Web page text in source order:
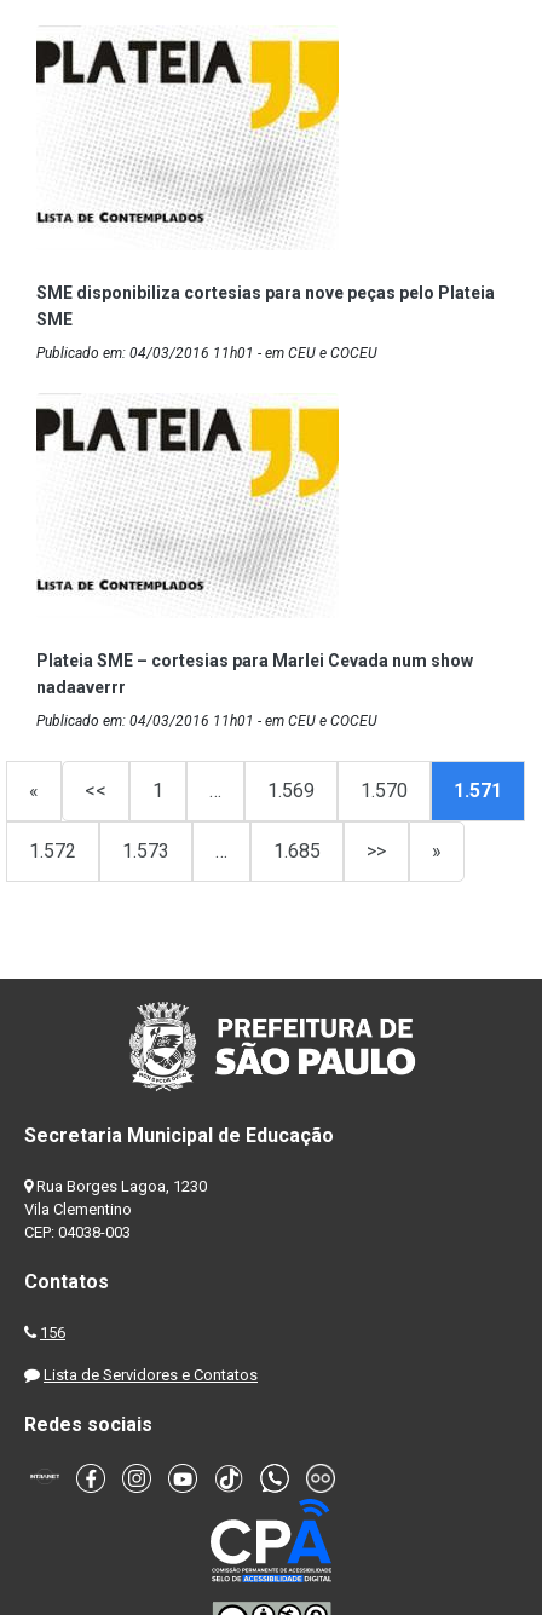
SME disponibiliza cortesias para nove peças pelo Plateia
SME
Publicado em: 04/03/2016 11h01 - em CEU e COCEU
Plateia SME – cortesias para Marlei Cevada num show
nadaaverrr
Publicado em: 04/03/2016 11h01 - em CEU e COCEU
« << 1 … 1.569 1.570 1.571
1.572 1.573 … 1.685 >> »
Secretaria Municipal de Educação
Rua Borges Lagoa, 1230
Vila Clementino
CEP: 04038-003
Contatos
156
Lista de Servidores e Contatos
Redes sociais